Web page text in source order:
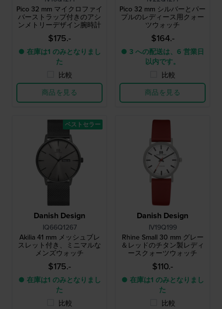
Pico 32 mm マイクロファイ
バーストラップ付きのアシ
ンメトリーデザイン腕時計
$175.-
● 在庫は1 のみとなりまし
た
比較
商品を見る
Pico 32 mm シルバーとパー
プルのレディース用クォー
ツウォッチ
$164.-
● 3 への配送は、6 営業日
以内です。
比較
商品を見る
Danish Design
IQ66Q1267
Akilia 41 mm メッシュブレ
スレット付き、ミニマルな
メンズウォッチ
$175.-
● 在庫は1 のみとなりまし
た
比較
ベストセラー
Danish Design
IV19Q199
Rhine Small 30 mm グレー
＆レッドのチタン製レディ
ースクォーツウォッチ
$110.-
● 在庫は1 のみとなりまし
た
比較